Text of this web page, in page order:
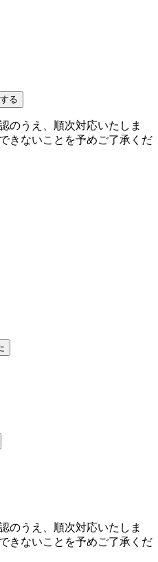
る
のうえ、順次対応いたしま
きないことを予めご了承くだ
のうえ、順次対応いたしま
きないことを予めご了承くだ